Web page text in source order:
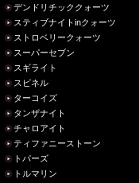
デンドリチッククォーツ
スティブナイトinクォーツ
ストロベリークォーツ
スーパーセブン
スギライト
スピネル
ターコイズ
タンザナイト
チャロアイト
ティファニーストーン
トパーズ
トルマリン